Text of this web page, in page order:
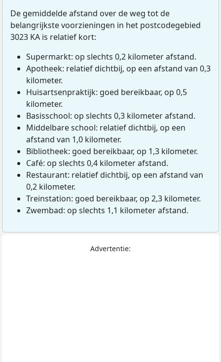
De gemiddelde afstand over de weg tot de
belangrijkste voorzieningen in het postcodegebied
3023 KA is relatief kort:
Supermarkt: op slechts 0,2 kilometer afstand.
Apotheek: relatief dichtbij, op een afstand van 0,3
kilometer.
Huisartsenpraktijk: goed bereikbaar, op 0,5
kilometer.
Basisschool: op slechts 0,3 kilometer afstand.
Middelbare school: relatief dichtbij, op een
afstand van 1,0 kilometer.
Bibliotheek: goed bereikbaar, op 1,3 kilometer.
Café: op slechts 0,4 kilometer afstand.
Restaurant: relatief dichtbij, op een afstand van
0,2 kilometer.
Treinstation: goed bereikbaar, op 2,3 kilometer.
Zwembad: op slechts 1,1 kilometer afstand.
Advertentie: